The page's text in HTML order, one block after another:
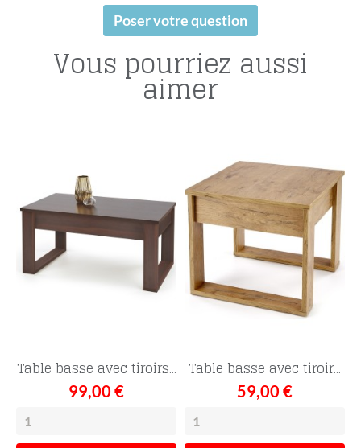
Poser votre question
Vous pourriez aussi
aimer
Table basse avec tiroirs...
99,00 €
Table basse avec tiroir...
59,00 €